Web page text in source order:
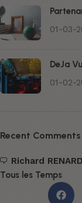
01-03-
DeJa
01-02-
Recent Comments
Richard RENARD
Tous les Temps